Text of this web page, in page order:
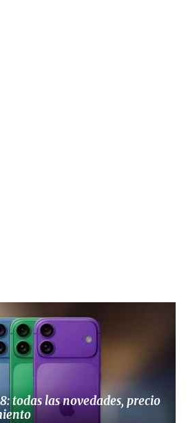
todas las novedades, precio